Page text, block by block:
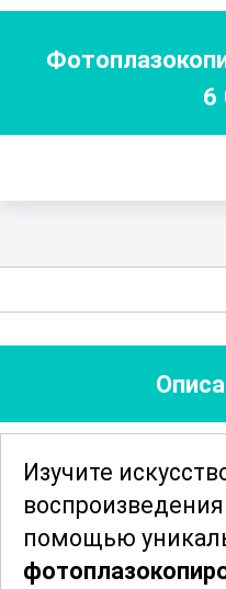
6
Изучите
помощью